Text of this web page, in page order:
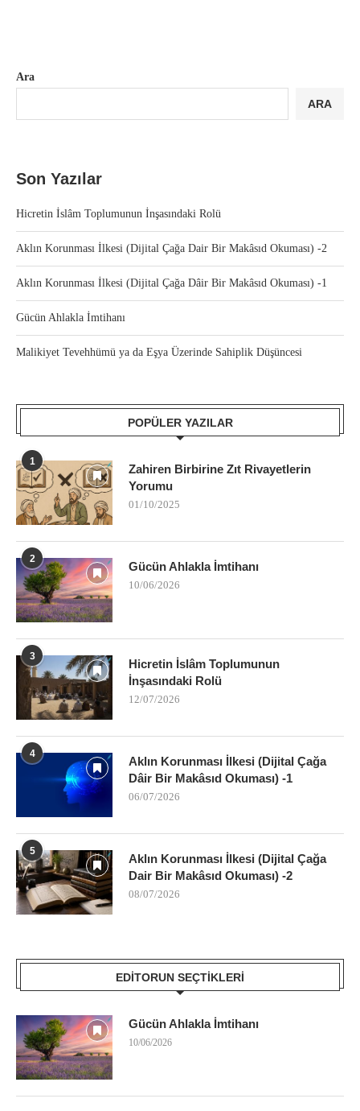
Ara
ARA
Son Yazılar
Hicretin İslâm Toplumunun İnşasındaki Rolü
Aklın Korunması İlkesi (Dijital Çağa Dair Bir Makâsıd Okuması) -2
Aklın Korunması İlkesi (Dijital Çağa Dâir Bir Makâsıd Okuması) -1
Gücün Ahlakla İmtihanı
Malikiyet Tevehhümü ya da Eşya Üzerinde Sahiplik Düşüncesi
POPÜLER YAZILAR
1
Zahiren Birbirine Zıt Rivayetlerin
Yorumu
01/10/2025
2
Gücün Ahlakla İmtihanı
10/06/2026
3
Hicretin İslâm Toplumunun
İnşasındaki Rolü
12/07/2026
4
Aklın Korunması İlkesi (Dijital Çağa
Dâir Bir Makâsıd Okuması) -1
06/07/2026
5
Aklın Korunması İlkesi (Dijital Çağa
Dair Bir Makâsıd Okuması) -2
08/07/2026
EDITORUN SEÇTIKLERI
Gücün Ahlakla İmtihanı
10/06/2026